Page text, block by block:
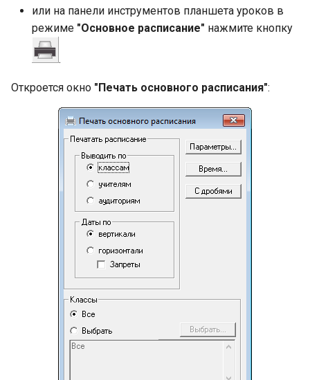
или на панели инструментов планшета уроков в
режиме "Основное расписание" нажмите кнопку
.
Откроется окно "Печать основного расписания":